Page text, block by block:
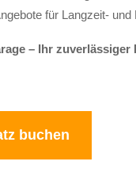
für Langzeit- und
– Ihr
buchen